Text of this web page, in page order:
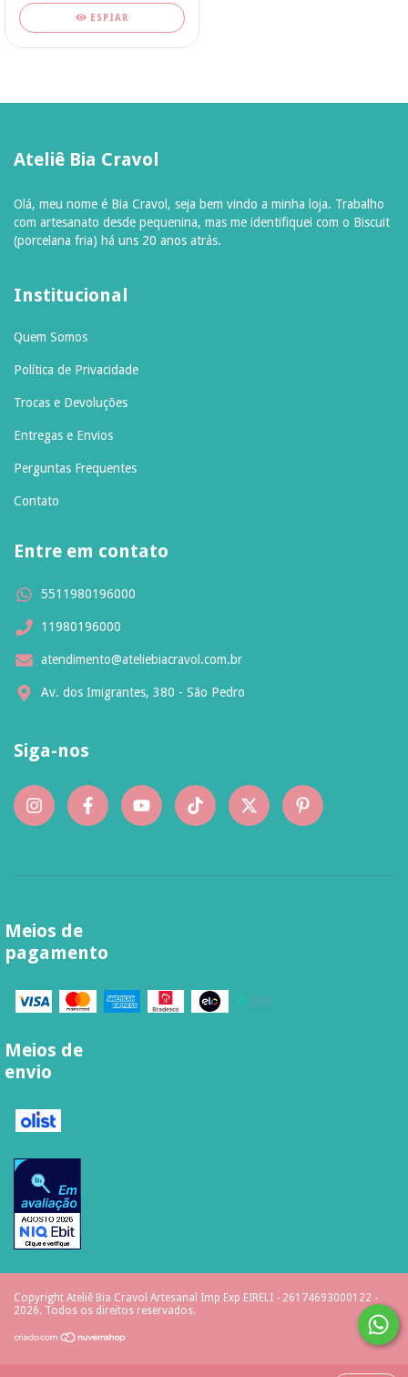
ESPIAR
Ateliê Bia Cravol
Olá, meu nome é Bia Cravol, seja bem vindo a minha loja. Trabalho
com artesanato desde pequenina, mas me identifiquei com o Biscuit
(porcelana fria) há uns 20 anos atrás.
Institucional
Quem Somos
Política de Privacidade
Trocas e Devoluções
Entregas e Envios
Perguntas Frequentes
Contato
Entre em contato
5511980196000
11980196000
atendimento@ateliebiacravol.com.br
Av. dos Imigrantes, 380 - São Pedro
Siga-nos
Meios de
pagamento
Meios de
envio
Copyright Ateliê Bia Cravol Artesanal Imp Exp EIRELI - 26174693000122 -
2026. Todos os direitos reservados.